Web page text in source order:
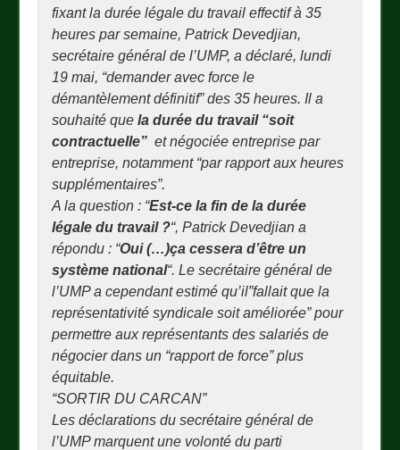
fixant la durée légale du travail effectif à 35
heures par semaine, Patrick Devedjian,
secrétaire général de l’UMP, a déclaré, lundi
19 mai, “demander avec force le
démantèlement définitif” des 35 heures. Il a
souhaité quela durée du travail “soit
contractuelle” et négociée entreprise par
entreprise, notamment “par rapport aux heures
supplémentaires”.
A la question : “Est-ce la fin de la durée
légale du travail ?“, Patrick Devedjian a
répondu : “Oui (…)ça cessera d’être un
système national“. Le secrétaire général de
l’UMP a cependant estimé qu’il”fallait que la
représentativité syndicale soit améliorée” pour
permettre aux représentants des salariés de
négocier dans un “rapport de force” plus
équitable.
“SORTIR DU CARCAN”
Les déclarations du secrétaire général de
l’UMP marquent une volonté du parti